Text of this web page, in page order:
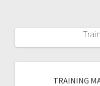
TRAINING